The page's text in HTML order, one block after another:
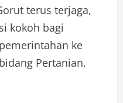
terus terjaga,
kokoh bagi
ke
Pertanian.